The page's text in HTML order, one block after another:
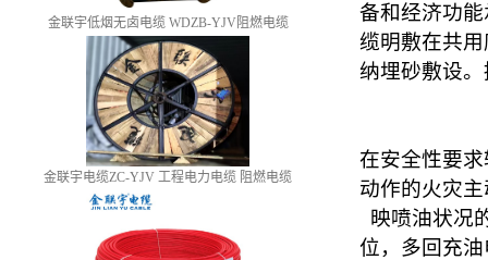
金联宇低烟无卤电缆 WDZB-YJV阻燃电缆
金联宇电缆ZC-YJV 工程电力电缆 阻燃电缆
备和经济功
缆明敷在共
纳埋砂敷设
在安全性要
动作的火灾
映喷油状况
位，多回充